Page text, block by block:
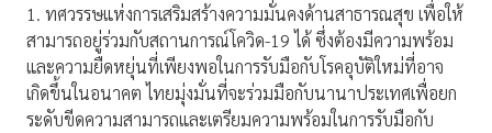
1. ทศวรรษแห่งการเสริมสร้างความมั่นคงด้านสาธารณสุข เพื่อให้
สามารถอยู่ร่วมกับสถานการณ์โควิด-19 ได้ ซึ่งต้องมีความพร้อม
และความยืดหยุ่นที่เพียงพอในการรับมือกับโรคอุบัติใหม่ที่อาจ
เกิดขึ้นในอนาคต ไทยมุ่งมั่นที่จะร่วมมือกับนานาประเทศเพื่อยก
ระดับขีดความสามารถและเตรียมความพร้อมในการรับมือกับ